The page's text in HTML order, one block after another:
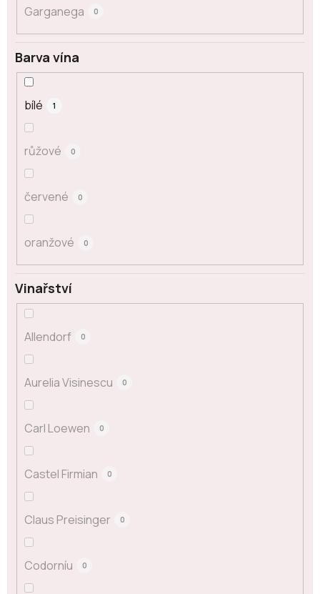
Garganega 0
Barva vína
bílé 1
růžové 0
červené 0
oranžové 0
Vinařství
Allendorf 0
Aurelia Visinescu 0
Carl Loewen 0
Castel Firmian 0
Claus Preisinger 0
Codorníu 0